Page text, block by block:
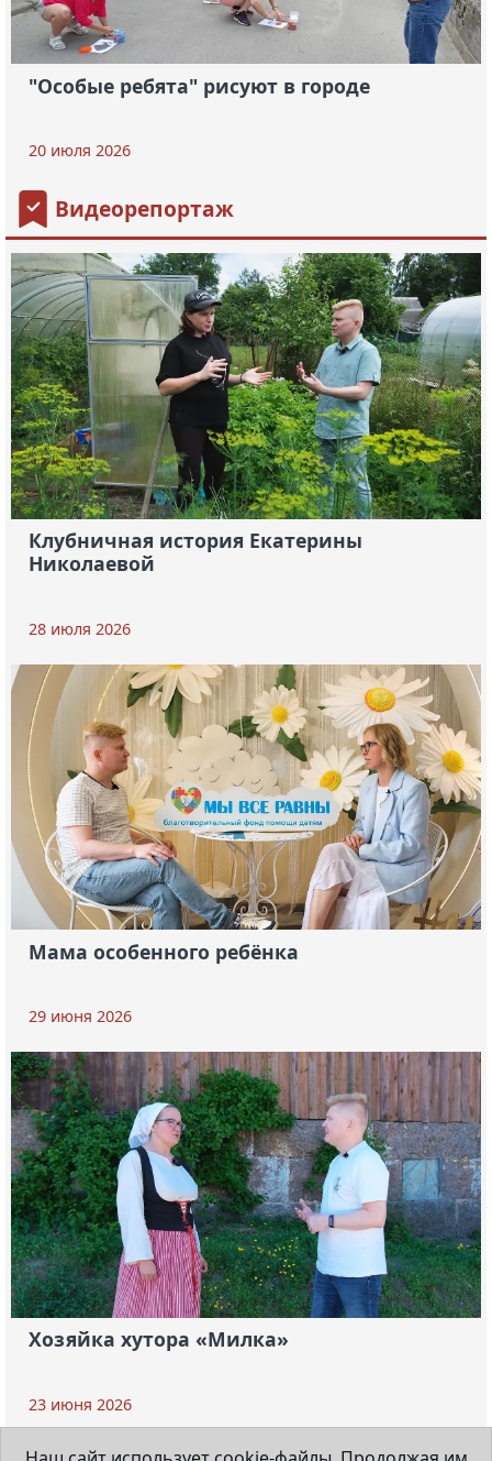
"Особые ребята" рисуют в городе
20 июля 2026
Видеорепортаж
Клубничная история Екатерины
Николаевой
28 июля 2026
Мама особенного ребёнка
29 июня 2026
Хозяйка хутора «Милка»
23 июня 2026